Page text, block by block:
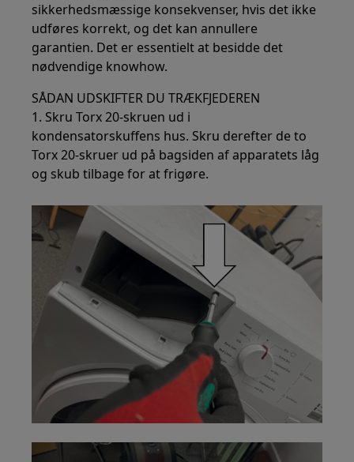
sikkerhedsmæssige konsekvenser, hvis det ikke
udføres korrekt, og det kan annullere
garantien. Det er essentielt at besidde det
nødvendige knowhow.
SÅDAN UDSKIFTER DU TRÆKFJEDEREN
1. Skru Torx 20-skruen ud i
kondensatorskuffens hus. Skru derefter de to
Torx 20-skruer ud på bagsiden af apparatets låg
og skub tilbage for at frigøre.